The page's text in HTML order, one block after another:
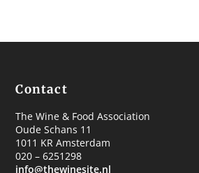
Contact
The Wine & Food Association
Oude Schans 11
1011 KR Amsterdam
020 – 6251298
info@thewinesite.nl